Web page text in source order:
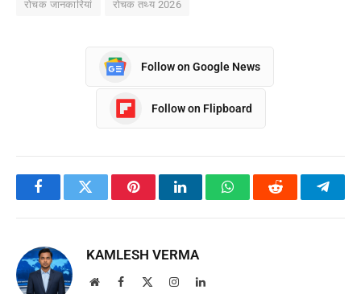
रोचक जानकारियां रोचक तथ्य 2026
Follow on Google News
Follow on Flipboard
FacebookTwitter PinterestLinkedInWhatsAppReddit
KAMLESH VERMA
WebsiteFacebook InstagramLinkedIn